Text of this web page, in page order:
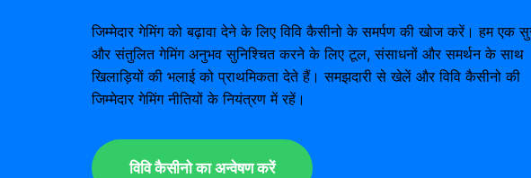
जिम्मेदार गेमिंग को बढ़ावा देने के लिए विवि कैसीनो के समर्पण की खोज करें। हम एक
और संतुलित गेमिंग अनुभव सुनिश्चित करने के लिए टूल, संसाधनों और समर्थन के साथ
खिलाड़ियों की भलाई को प्राथमिकता देते हैं। समझदारी से खेलें और विवि कैसीनो की
जिम्मेदार गेमिंग नीतियों के नियंत्रण में रहें।
विवि कैसीनो का अन्वेषण करें